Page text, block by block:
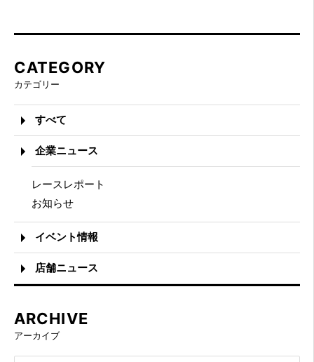
CATEGORY
カテゴリー
すべて
企業ニュース
レースレポート
お知らせ
イベント情報
店舗ニュース
ARCHIVE
アーカイブ